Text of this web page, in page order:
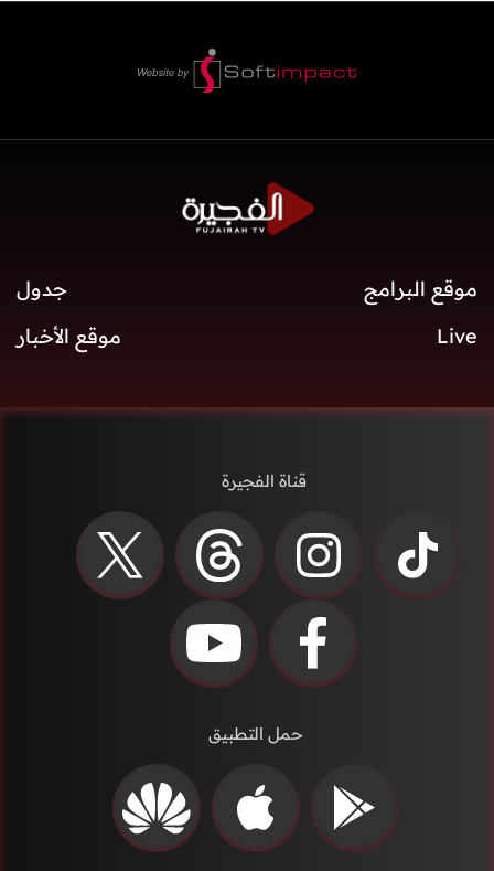
موقع البرامج
جدول
Live
موقع الأخبار
قناة الفجيرة
حمل التطبيق